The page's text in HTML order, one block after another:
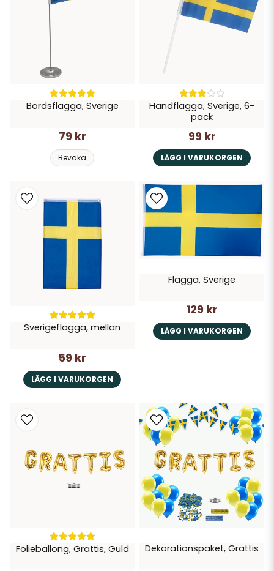
Bordsflagga, Sverige
79 kr
Bevaka
Handflagga, Sverige, 6-
pack
99 kr
LÄGG I VARUKORGEN
Sverigeflagga, mellan
59 kr
LÄGG I VARUKORGEN
Flagga, Sverige
129 kr
LÄGG I VARUKORGEN
Folieballong, Grattis, Guld Dekorationspaket, Grattis